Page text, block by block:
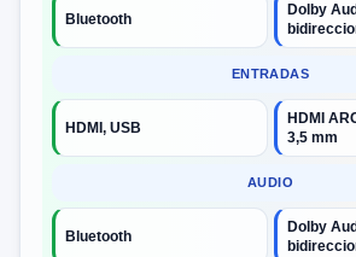
Bluetooth
Dolby
HDMI, USB
ENTRADAS
HDMI
3,5 mm
Bluetooth
AUDIO
Dolby